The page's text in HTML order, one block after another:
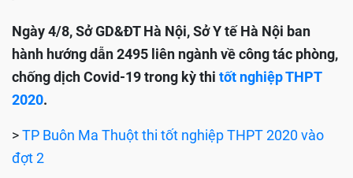
Ngày 4/8, Sở GD&ĐT Hà Nội, Sở Y tế Hà Nội ban
hành hướng dẫn 2495 liên ngành về công tác phòng,
chống dịch Covid-19 trong kỳ thi tốt nghiệp THPT
2020.
>TP Buôn Ma Thuột thi tốt nghiệp THPT 2020 vào
đợt 2